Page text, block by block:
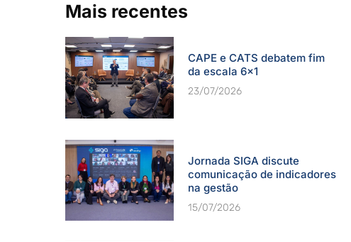
Mais recentes
CAPE e CATS debatem fim
da escala 6×1
23/07/2026
Jornada SIGA discute
comunicação de indicadores
na gestão
15/07/2026